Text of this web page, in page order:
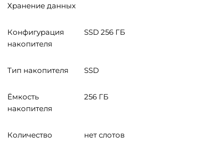
Хранение данных
Конфигурация
накопителя
SSD 256 ГБ
Тип накопителя SSD
Ёмкость
накопителя
256 ГБ
Количество
нет слотов